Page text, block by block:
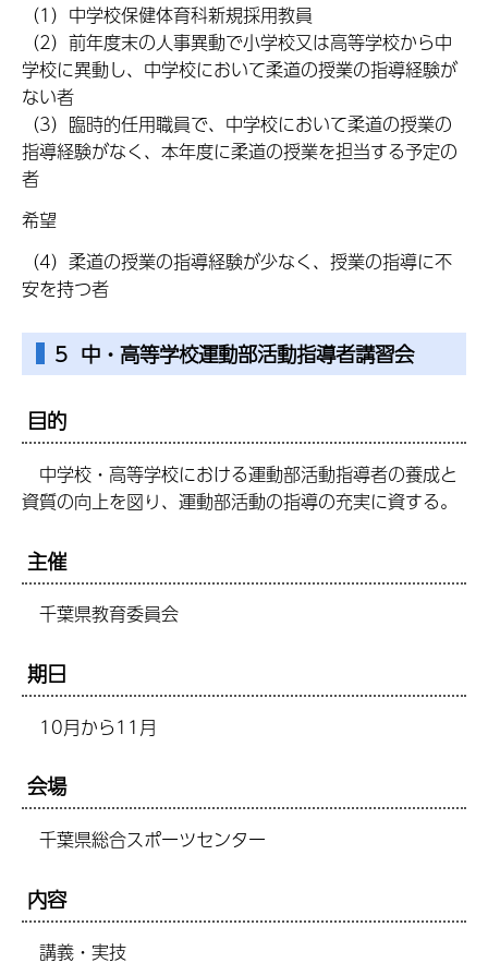
（1）中学校保健体育科新規採用教員
（2）前年度末の人事異動で小学校又は高等学校から中
学校に異動し、中学校において柔道の授業の指導経験が
ない者
（3）臨時的任用職員で、中学校において柔道の授業の
指導経験がなく、本年度に柔道の授業を担当する予定の
者
希望
（4）柔道の授業の指導経験が少なく、授業の指導に不
安を持つ者
5 中・高等学校運動部活動指導者講習会
目的
中学校・高等学校における運動部活動指導者の養成と
資質の向上を図り、運動部活動の指導の充実に資する。
主催
千葉県教育委員会
期日
10月から11月
会場
千葉県総合スポーツセンター
内容
講義・実技